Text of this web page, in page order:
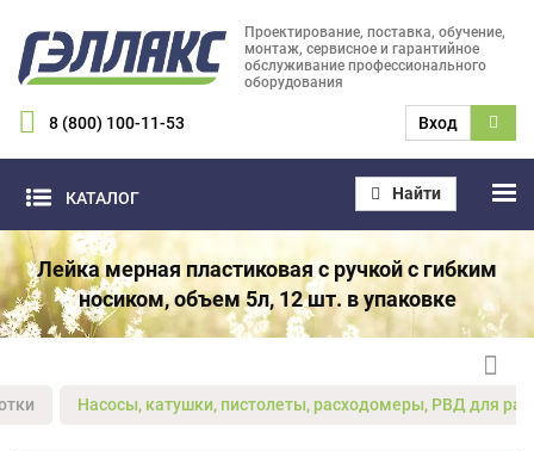
Проектирование, поставка, обучение,
монтаж, сервисное и гарантийное
обслуживание профессионального
оборудования
8 (800) 100-11-53 Вход
КАТАЛОГ Найти
Лейка мерная пластиковая с ручкой с гибким
носиком, объем 5л, 12 шт. в упаковке
Насосы, катушки, пистолеты, расходомеры, РВД для